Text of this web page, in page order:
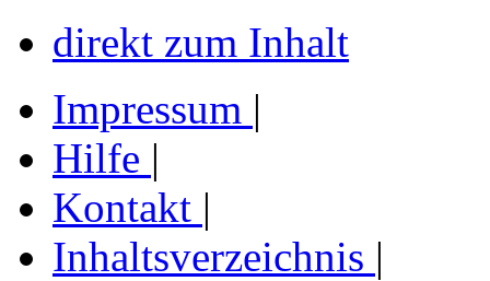
direkt zum Inhalt
Impressum |
Hilfe |
Kontakt |
Inhaltsverzeichnis |